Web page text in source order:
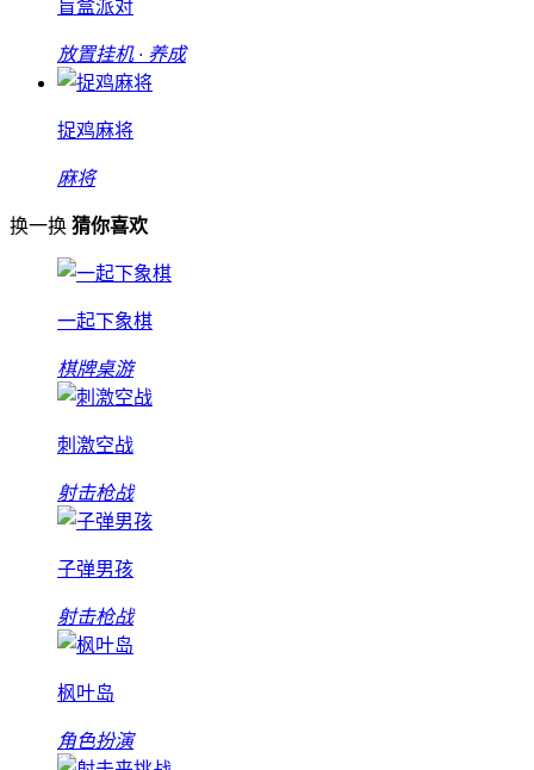
盲盒派对
放置挂机 · 养成
捉鸡麻将
麻将
换一换 猜你喜欢
一起下象棋
棋牌桌游
刺激空战
射击枪战
子弹男孩
射击枪战
枫叶岛
角色扮演